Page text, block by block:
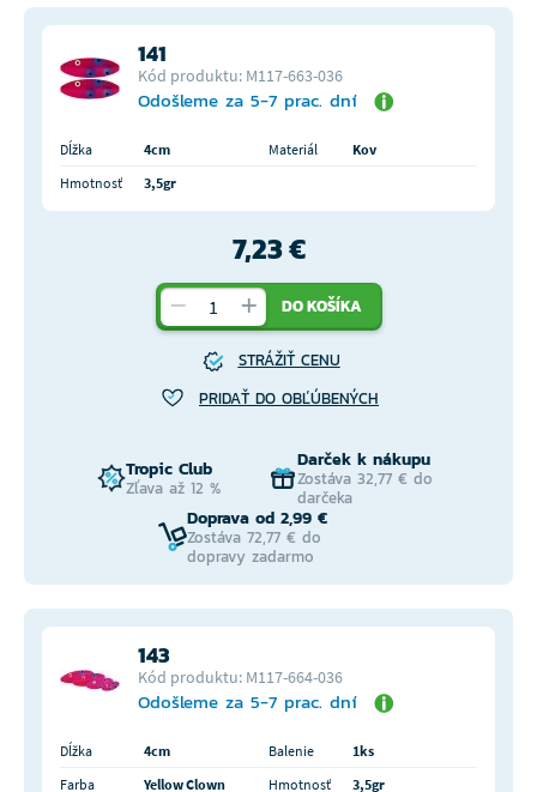
141
Kód produktu: M117-663-036
Odošleme za 5-7 prac. dní
Dĺžka 4cm Materiál
Kov
Hmotnosť
3,5gr
7,23 €
DO KOŠÍKA
STRÁŽIŤ CENU
PRIDAŤ DO OBĽÚBENÝCH
Tropic Club
Zľava až 12 %
Darček k nákupu
Zostáva 32,77 € do
darčeka
Doprava od 2,99 €
Zostáva 72,77 € do
dopravy zadarmo
143
Kód produktu: M117-664-036
Odošleme za 5-7 prac. dní
Dĺžka 4cm Balenie
1ks
Farba
Yellow Clown Hmotnosť 3,5gr